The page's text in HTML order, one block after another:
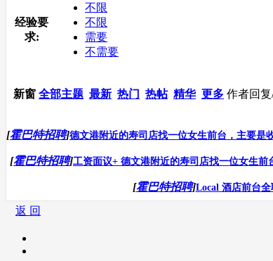
经验要
求:
不限
不限
需要
不需要
新窗 全部主题 最新 热门 热帖 精华 更多 作者回
[霍巴特招聘]德文港附近的寿司店找一位女生前台，主要是
[霍巴特招聘]工资面议+ 德文港附近的寿司店找一位女生
[霍巴特招聘]Local 酒店前台全
返 回